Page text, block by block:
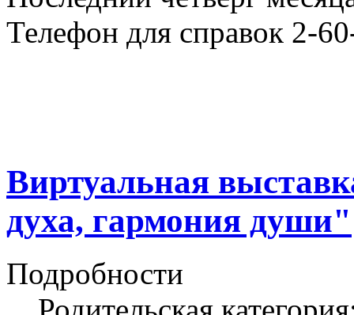
Телефон для справок 2-
Виртуальная
духа, гармония души"
Подробности